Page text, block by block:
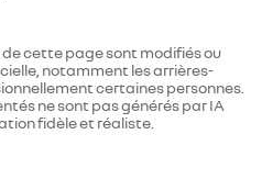
cette page sont modifiés ou
notamment les arrières-
certaines personnes.
ne sont pas générés par IA
fidèle et réaliste.